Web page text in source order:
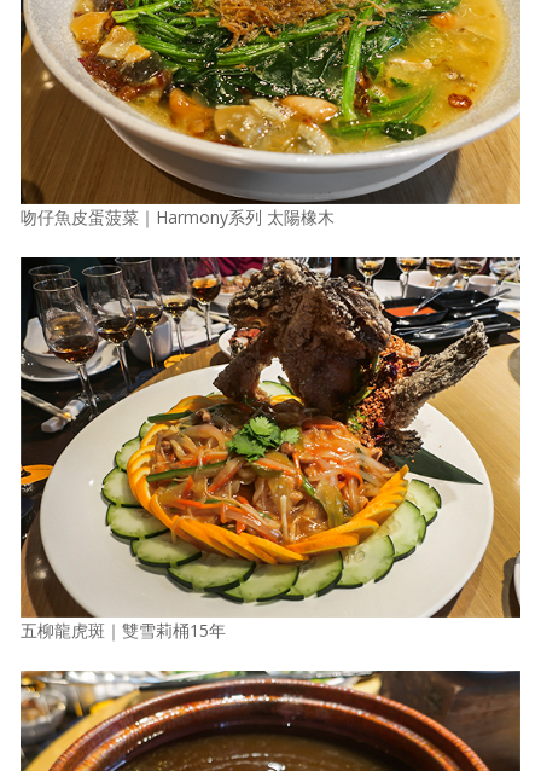
吻仔魚皮蛋菠菜｜Harmony系列 太陽橡木
五柳龍虎斑｜雙雪莉桶15年